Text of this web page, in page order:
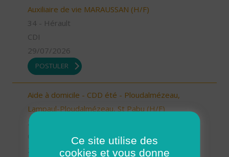
Auxiliaire de vie MARAUSSAN (H/F)
34 - Hérault
CDI
29/07/2026
POSTULER
Aide à domicile - CDD été - Ploudalmézeau,
Lampaul-Ploudalmézeau, St Pabu (H/F)
29 - Finistère
29/07/2026
Ce site utilise des
cookies et vous donne